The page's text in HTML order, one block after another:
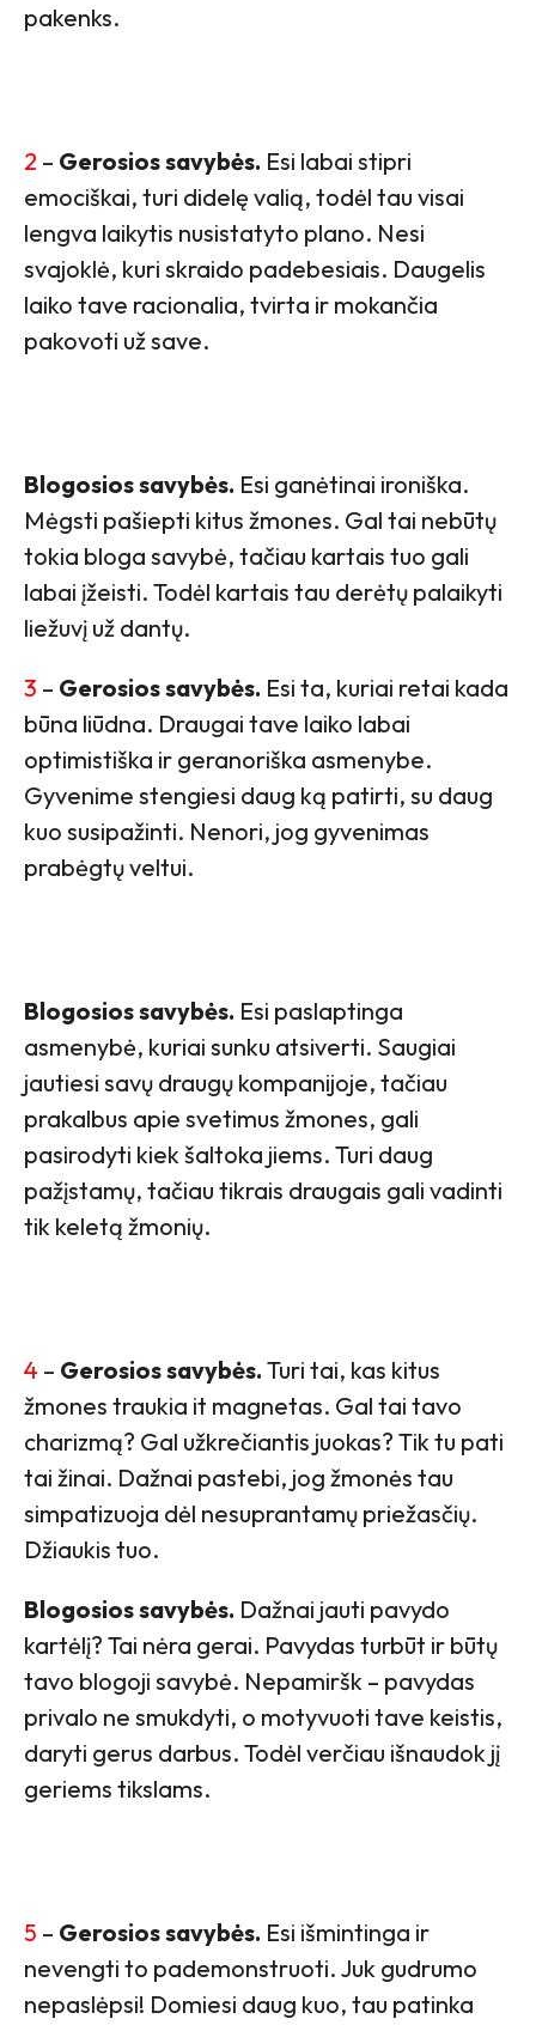
pakenks.
2 – Gerosios savybės. Esi labai stipri
emociškai, turi didelę valią, todėl tau visai
lengva laikytis nusistatyto plano. Nesi
svajoklė, kuri skraido padebesiais. Daugelis
laiko tave racionalia, tvirta ir mokančia
pakovoti už save.
Blogosios savybės. Esi ganėtinai ironiška.
Mėgsti pašiepti kitus žmones. Gal tai nebūtų
tokia bloga savybė, tačiau kartais tuo gali
labai įžeisti. Todėl kartais tau derėtų palaikyti
liežuvį už dantų.
3 – Gerosios savybės. Esi ta, kuriai retai kada
būna liūdna. Draugai tave laiko labai
optimistiška ir geranoriška asmenybe.
Gyvenime stengiesi daug ką patirti, su daug
kuo susipažinti. Nenori, jog gyvenimas
prabėgtų veltui.
Blogosios savybės. Esi paslaptinga
asmenybė, kuriai sunku atsiverti. Saugiai
jautiesi savų draugų kompanijoje, tačiau
prakalbus apie svetimus žmones, gali
pasirodyti kiek šaltoka jiems. Turi daug
pažįstamų, tačiau tikrais draugais gali vadinti
tik keletą žmonių.
4 – Gerosios savybės. Turi tai, kas kitus
žmones traukia it magnetas. Gal tai tavo
charizmą? Gal užkrečiantis juokas? Tik tu pati
tai žinai. Dažnai pastebi, jog žmonės tau
simpatizuoja dėl nesuprantamų priežasčių.
Džiaukis tuo.
Blogosios savybės. Dažnai jauti pavydo
kartėlį? Tai nėra gerai. Pavydas turbūt ir būtų
tavo blogoji savybė. Nepamiršk – pavydas
privalo ne smukdyti, o motyvuoti tave keistis,
daryti gerus darbus. Todėl verčiau išnaudok jį
geriems tikslams.
5 – Gerosios savybės. Esi išmintinga ir
nevengti to pademonstruoti. Juk gudrumo
nepaslėpsi! Domiesi daug kuo, tau patinka